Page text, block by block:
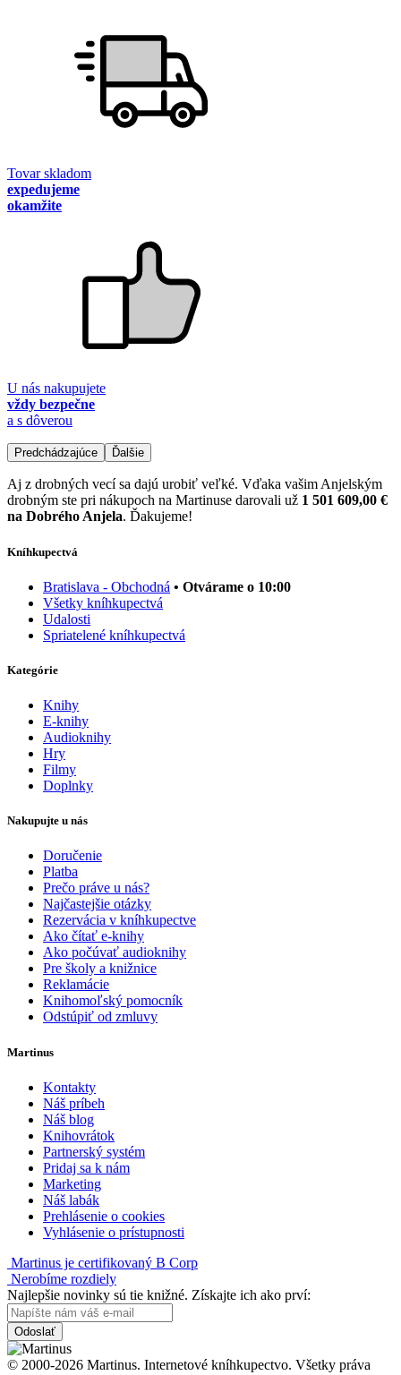
Tovar skladom
expedujeme
okamžite
U nás nakupujete
vždy bezpečne
a s dôverou
Predchádzajúce Ďalšie
Aj z drobných vecí sa dajú urobiť veľké. Vďaka vašim Anjelským
drobným ste pri nákupoch na Martinuse darovali už 1 501 609,00 €
na Dobrého Anjela. Ďakujeme!
Kníhkupectvá
Bratislava - Obchodná • Otvárame o 10:00
Všetky kníhkupectvá
Udalosti
Spriatelené kníhkupectvá
Kategórie
Knihy
E-knihy
Audioknihy
Hry
Filmy
Doplnky
Nakupujte u nás
Doručenie
Platba
Prečo práve u nás?
Najčastejšie otázky
Rezervácia v kníhkupectve
Ako čítať e-knihy
Ako počúvať audioknihy
Pre školy a knižnice
Reklamácie
Knihomoľský pomocník
Odstúpiť od zmluvy
Martinus
Kontakty
Náš príbeh
Náš blog
Knihovrátok
Partnerský systém
Pridaj sa k nám
Marketing
Náš labák
Prehlásenie o cookies
Vyhlásenie o prístupnosti
Martinus je certifikovaný B Corp
Nerobíme rozdiely
Najlepšie novinky sú tie knižné. Získajte ich ako prví:
Odoslať
© 2000-2026 Martinus. Internetové kníhkupectvo. Všetky práva